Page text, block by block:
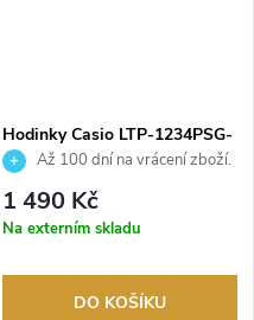
Hodinky Casio LTP-1234PSG-
7AEGAž 100 dní na vrácení zboží.
Autorizovaný prodejce.
1 490 Kč
Na externím skladu
DO KOŠÍKU